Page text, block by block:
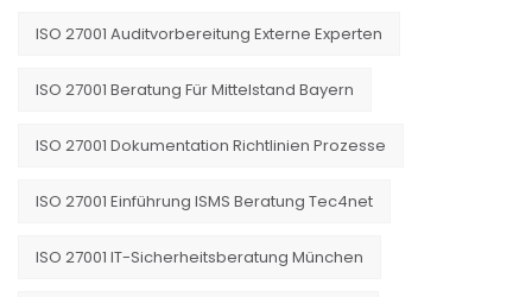
ISO 27001 Auditvorbereitung Externe Experten
ISO 27001 Beratung Für Mittelstand Bayern
ISO 27001 Dokumentation Richtlinien Prozesse
ISO 27001 Einführung ISMS Beratung Tec4net
ISO 27001 IT-Sicherheitsberatung München